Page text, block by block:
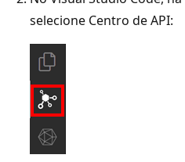
selecione Centro de API: